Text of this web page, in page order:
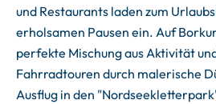
und Restaurants laden zum
erholsamen Pausen ein. Auf
perfekte Mischung aus Aktivität
Fahrradtouren durch malerische
Ausflug in den